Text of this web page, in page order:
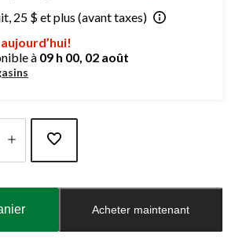
25 $ et plus (avant taxes)
à 09 h 00, 02 août
Acheter maintenant